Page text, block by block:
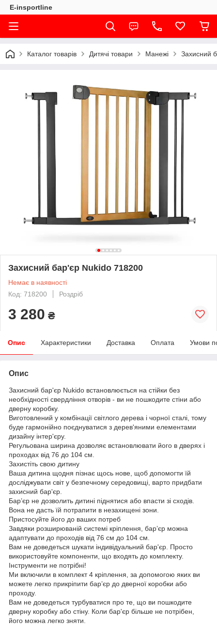
E-insportline
Каталог товарів Дитячі товари Манежі Захисний
Захисний бар'єр Nukido 718200
Немає в наявності
Код: 718200
Роздріб
3 280 ₴
Опис Характеристики Доставка Оплата Умови
Опис
Захисний бар'єр Nukido встановлюється на стійки без
необхідності свердління отворів - ви не пошкодите стіни або
дверну коробку.
Виготовлений у комбінації світлого дерева і чорної сталі, тому
буде гармонійно поєднуватися з дерев'яними елементами
дизайну інтер'єру.
Регульована ширина дозволяє встановлювати його в дверях і
проходах від 76 до 104 см.
Захистіть свою дитину
Ваша дитина щодня пізнає щось нове, щоб допомогти їй
досліджувати світ у безпечному середовищі, варто придбати
захисний бар'єр.
Бар’єр не дозволить дитині піднятися або впасти зі сходів.
Вона не дасть їй потрапити в незахищені зони.
Пристосуйте його до ваших потреб
Завдяки розширюваній системі кріплення, бар’єр можна
адаптувати до проходів від 76 см до 104 см.
Вам не доведеться шукати індивідуальний бар'єр. Просто
використовуйте компоненти, що входять до комплекту.
Інструменти не потрібні!
Ми включили в комплект 4 кріплення, за допомогою яких ви
можете легко прикріпити бар’єр до дверної коробки або
проходу.
Вам не доведеться турбуватися про те, що ви пошкодите
дверну коробку або стіну. Коли бар'єр більше не потрібен,
його можна легко зняти.